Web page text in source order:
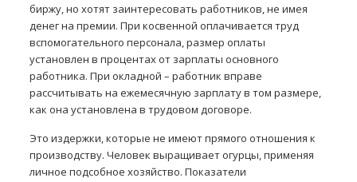
биржу, но хотят заинтересовать работников, не имея
денег на премии. При косвенной оплачивается труд
вспомогательного персонала, размер оплаты
установлен в процентах от зарплаты основного
работника. При окладной – работник вправе
рассчитывать на ежемесячную зарплату в том размере,
как она установлена в трудовом договоре.
Это издержки, которые не имеют прямого отношения к
производству. Человек выращивает огурцы, применяя
личное подсобное хозяйство. Показатели